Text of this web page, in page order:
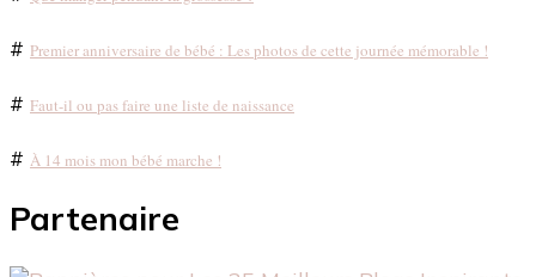
# Premier anniversaire de bébé : Les photos de cette journée mémorable !
# Faut-il ou pas faire une liste de naissance
# À 14 mois mon bébé marche !
Partenaire